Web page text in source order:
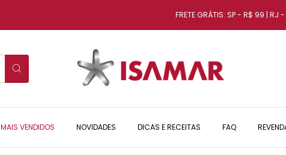
FRETE GRÁTIS: SP - R$ 99 | RJ - R$
MAIS VENDIDOS NOVIDADES DICAS E RECEITAS FAQ